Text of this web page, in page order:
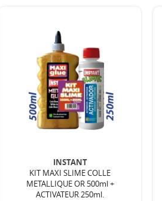
INSTANT
KIT MAXI SLIME COLLE
METALLIQUE OR 500ml +
ACTIVATEUR 250ml.